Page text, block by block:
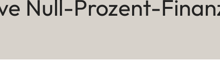
Null-Prozent-